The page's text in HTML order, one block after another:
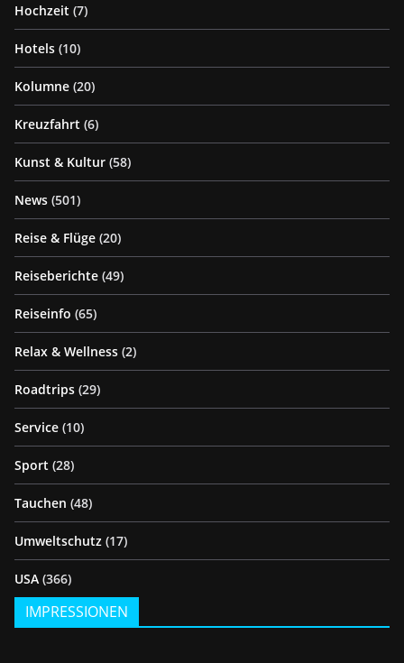
Hochzeit (7)
Hotels (10)
Kolumne (20)
Kreuzfahrt (6)
Kunst & Kultur (58)
News (501)
Reise & Flüge (20)
Reiseberichte (49)
Reiseinfo (65)
Relax & Wellness (2)
Roadtrips (29)
Service (10)
Sport (28)
Tauchen (48)
Umweltschutz (17)
USA (366)
IMPRESSIONEN